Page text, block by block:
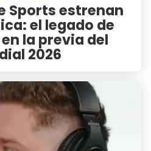
Sports estrenan
el legado de
la previa del
2026